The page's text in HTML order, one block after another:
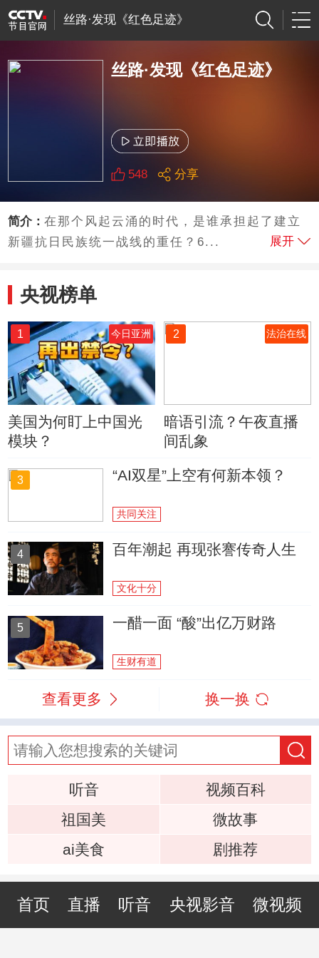
丝路·发现《红色足迹》
丝路·发现《红色足迹》
548 分享
简介：在那个风起云涌的时代，是谁承担起了建立
新疆抗日民族统一战线的重任？6...
展开
央视榜单
1 今日亚洲
美国为何盯上中国光
模块？
2 法治在线
暗语引流？午夜直播
间乱象
3 “AI双星”上空有何新本领？
共同关注
4 百年潮起 再现张謇传奇人生
文化十分
5 一醋一面 “酸”出亿万财路
生财有道
查看更多 换一换
听音
视频百科
祖国美
微故事
ai美食
剧推荐
首页 直播 听音 央视影音 微视频